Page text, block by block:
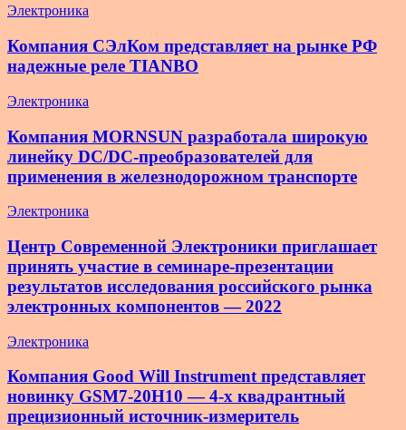
Электроника
Компания СЭлКом представляет на рынке РФ
надежные реле TIANBO
Электроника
Компания MORNSUN разработала широкую
линейку DC/DC-преобразователей для
применения в железнодорожном транспорте
Электроника
Центр Современной Электроники приглашает
принять участие в семинаре-презентации
результатов исследования российского рынка
электронных компонентов — 2022
Электроника
Компания Good Will Instrument представляет
новинку GSM7-20H10 — 4-х квадрантный
прецизионный источник-измеритель